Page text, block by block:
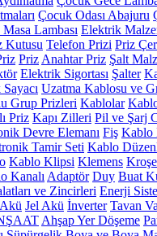
Çocuk Odası Abajuru
Lambası Elektrik
Kutusu Telefon Prizi Priz
Priz Anahtar Priz Şalt
Elektrik Sigortası Şalter
Uzatma Kablosu ve
Grup Prizleri Kablolar
Priz Kapı Zilleri Pil ve Şarj
Devre Elemanı Fiş Kablo
Tamir Seti Kablo
Kablo Klipsi Klemens Kroşe
Kanalı Adaptör Duy Buat
ve Zincirleri Enerji
Jel Akü İnverter Tavan
Ahşap Yer Döşeme